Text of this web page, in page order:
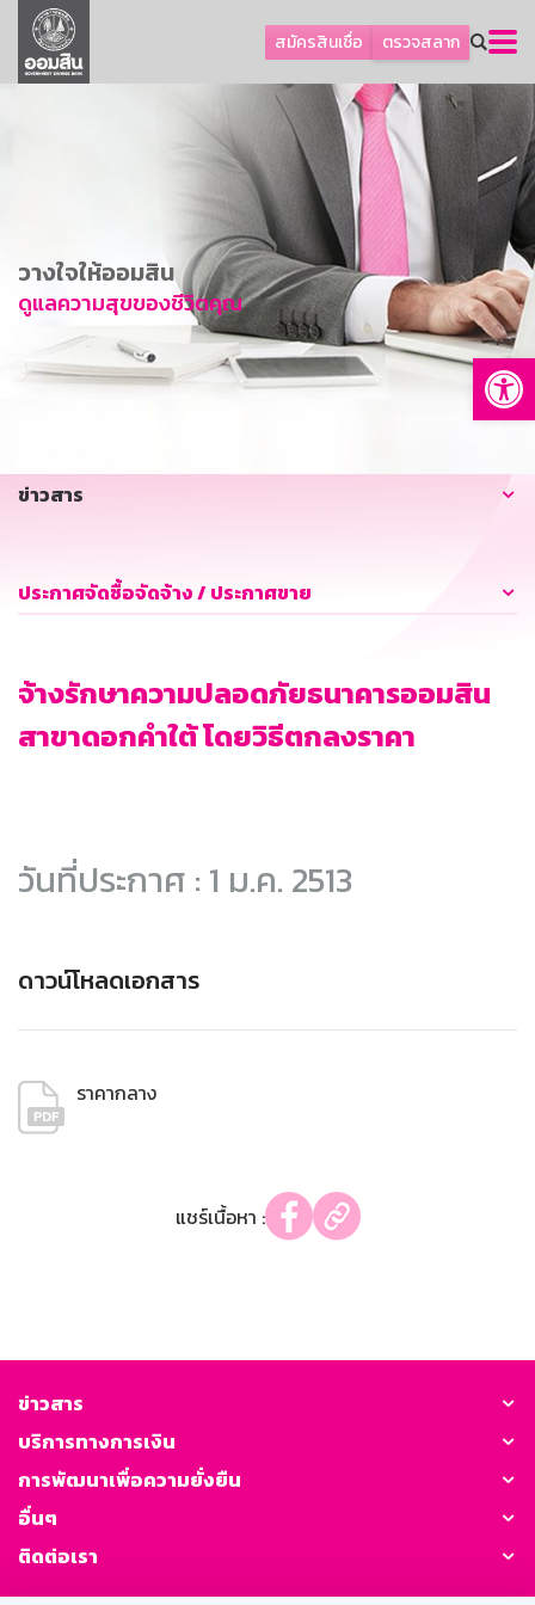
สมัครสินเชื่อ ตรวจสลาก
ลูกค้าธุรกิจ
ลูกค้าผู้ประกอบรายย่อย
การพัฒนาที่ยั่งยืน
ข่าวสาร
บริการทางการเงิน
อื่นๆ
วางใจให้ออมสิน
ดูแลความสุขของชีวิตคุณ
ข่าวสาร
ประกาศจัดซื้อจัดจ้าง / ประกาศขาย
จ้างรักษาความปลอดภัยธนาคารออมสิน
สาขาดอกคำใต้ โดยวิธีตกลงราคา
วันที่ประกาศ : 1 ม.ค. 2513
ดาวน์โหลดเอกสาร
ราคากลาง
แชร์เนื้อหา :
ข่าวสาร
บริการทางการเงิน
การพัฒนาเพื่อความยั่งยืน
อื่นๆ
ติดต่อเรา